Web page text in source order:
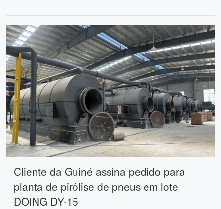
Cliente da Guiné assina pedido para
planta de pirólise de pneus em lote
DOING DY-15